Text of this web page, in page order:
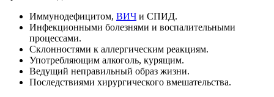
Иммунодефицитом, ВИЧ и СПИД.
Инфекционными болезнями и воспалительными
процессами.
Склонностями к аллергическим реакциям.
Употребляющим алкоголь, курящим.
Ведущий неправильный образ жизни.
Последствиями хирургического вмешательства.